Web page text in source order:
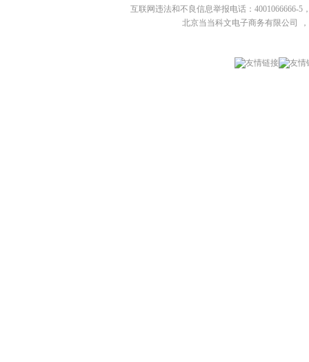
互联网违法和不良信息举报电话：4001066666-5
北京当当科文电子商务有限公司